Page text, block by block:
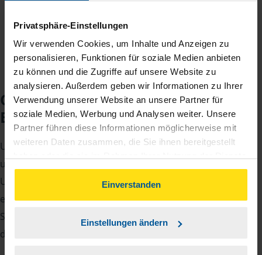
Privatsphäre-Einstellungen
Wir verwenden Cookies, um Inhalte und Anzeigen zu
personalisieren, Funktionen für soziale Medien anbieten
zu können und die Zugriffe auf unsere Website zu
analysieren. Außerdem geben wir Informationen zu Ihrer
Verwendung unserer Website an unsere Partner für
soziale Medien, Werbung und Analysen weiter. Unsere
Partner führen diese Informationen möglicherweise mit
weiteren Daten zusammen, die Sie ihnen bereitgestellt
gesammelt haben. Indem Sie auf Einverstanden klicken,
können Sie der Verwendung von Cookies, gemäß
unserer
Einverstanden
Einstellungen ändern
Checkliste für Ihr
Beratungsgespräch
Um Ihre Steuererklärung erstellen zu können, benötigen
unsere Beraterinnen und Berater eine Reihe von
Unterlagen von Ihnen. Dazu gehört beispielsweise die
elektronische Lohnsteuerbescheinigung, Ihre
Steueridentifikationsnummer, der Rentenbescheid oder
die Bescheinigung über das Kindergeld.